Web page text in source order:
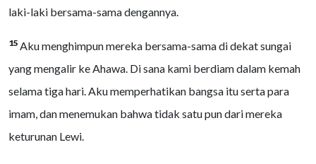
laki-laki bersama-sama dengannya.
15 Aku menghimpun mereka bersama-sama di dekat sungai
yang mengalir ke Ahawa. Di sana kami berdiam dalam kemah
selama tiga hari. Aku memperhatikan bangsa itu serta para
imam, dan menemukan bahwa tidak satu pun dari mereka
keturunan Lewi.